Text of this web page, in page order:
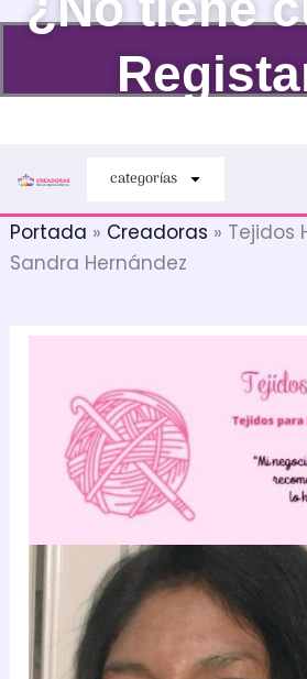
categorías
Portada » Creadoras » Tejidos
Sandra Hernández